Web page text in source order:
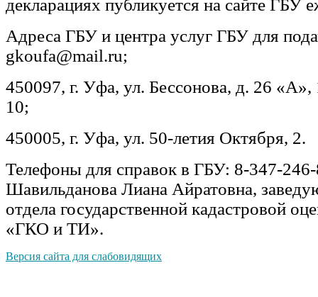
декларациях публикуется на сайте ГБУ
Адреса ГБУ и центра услуг ГБУ для
gkoufa@mail.ru;
450097, г. Уфа, ул. Бессонова, д. 26
10;
450005, г. Уфа, ул. 50-летия Октября, 2.
Телефоны для справок в ГБУ: 8-347-
Шавильданова Лиана Айратовна,
отдела государственной кадастровой
«ГКО и ТИ».
Версия сайта для слабовидящих